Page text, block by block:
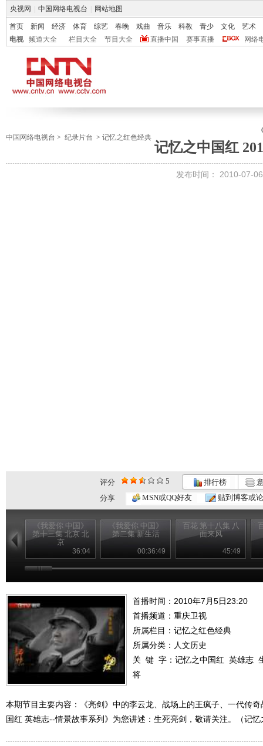
央视网 中国网络电视台 网站地图
首页 新闻 经济 体育 综艺 春晚 戏曲 音乐 科教 青少 文化
艺术
电视
频道大全 栏目大全 节目大全 直播中国 赛事直播 网络
中国网络电视台 > 纪录片台 > 记忆之红色经典
记忆之中国红
发布时间： 2010-07-
评分 5 排行榜
分享
MSN或QQ好友 贴到博客或
《我爱你 中国》
第十三集 北京 北
京
36:04
《我爱你 中国》
第二集 新生活
00:36:49
百花 第十八集 八
面来风
45:49
首播时间：2010年7月5日23:20
首播频道： 重庆卫视
所属栏目： 记忆之红色经典
所属分类：人文历史
关 键 字： 记忆之中国红 英雄志
将
本期节目主要内容：《亮剑》中的李云龙、战场上的王疯子、一代传
国红 英雄志--情景故事系列》为您讲述：生死亮剑，敬请关注。（记